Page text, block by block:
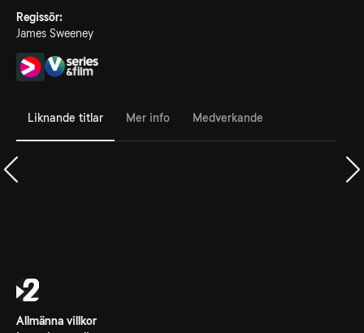
Regissör:
James Sweeney
Liknande titlar Mer info Medverkande
Allmänna villkor